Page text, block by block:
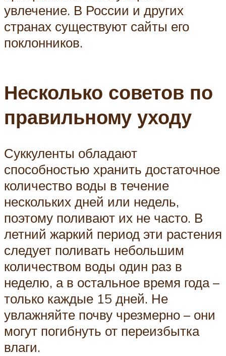
увлечение. В России и других
странах существуют сайты его
поклонников.
Несколько советов по
правильному уходу
Суккуленты обладают
способностью хранить достаточное
количество воды в течение
нескольких дней или недель,
поэтому поливают их не часто. В
летний жаркий период эти растения
следует поливать небольшим
количеством воды один раз в
неделю, а в остальное время года –
только каждые 15 дней. Не
увлажняйте почву чрезмерно – они
могут погибнуть от переизбытка
влаги.